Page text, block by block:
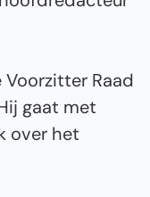
Raad
gaat met
over het